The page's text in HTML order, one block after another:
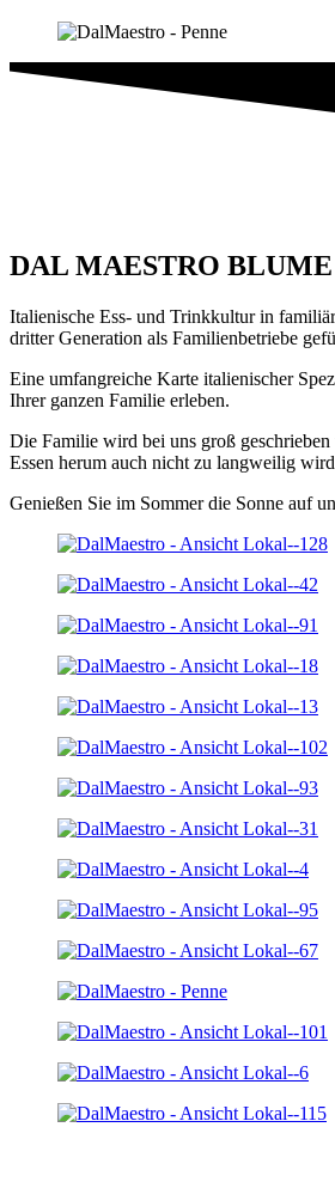
DAL MAESTRO BLUME
Italienische Ess- und Trinkkultur in
dritter Generation als Familienbetriebe
Eine umfangreiche Karte italienischer
Ihrer ganzen Familie erleben.
Die Familie wird bei uns groß
Essen herum auch nicht zu langweilig
Genießen Sie im Sommer die Sonne auf